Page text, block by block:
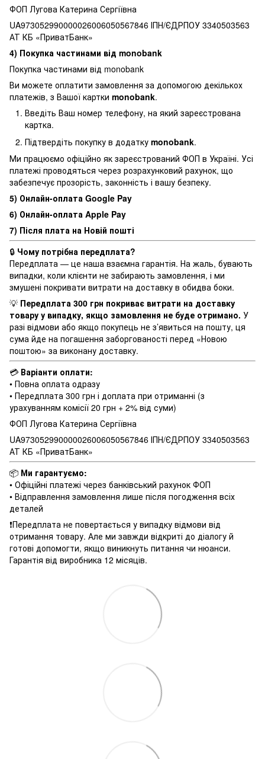
ФОП Лугова Катерина Сергіївна
UA973052990000026006050567846 ІПН/ЄДРПОУ 3340503563
АТ КБ «ПриватБанк»
4) Покупка частинами від monobank
Покупка частинами від monobank
Ви можете оплатити замовлення за допомогою декількох
платежів, з Вашої картки monobank.
Введіть Ваш номер телефону, на який зареєстрована
картка.
Підтвердіть покупку в додатку monobank.
Ми працюємо офіційно як зареєстрований ФОП в Україні. Усі
платежі проводяться через розрахунковий рахунок, що
забезпечує прозорість, законність і вашу безпеку.
5) Онлайн-оплата Google Pay
6) Онлайн-оплата Apple Pay
7) Після плата на Новій пошті
🔒 Чому потрібна передплата?
Передплата — це наша взаємна гарантія. На жаль, бувають
випадки, коли клієнти не забирають замовлення, і ми
змушені покривати витрати на доставку в обидва боки.
💡 Передплата 300 грн покриває витрати на доставку
товару у випадку, якщо замовлення не буде отримано. У
разі відмови або якщо покупець не з’явиться на пошту, ця
сума йде на погашення заборгованості перед «Новою
поштою» за виконану доставку.
💳 Варіанти оплати:
• Повна оплата одразу
• Передплата 300 грн і доплата при отриманні (з
урахуванням комісії 20 грн + 2% від суми)
ФОП Лугова Катерина Сергіївна
UA973052990000026006050567846 ІПН/ЄДРПОУ 3340503563
АТ КБ «ПриватБанк»
📦 Ми гарантуємо:
• Офіційні платежі через банківський рахунок ФОП
• Відправлення замовлення лише після погодження всіх
деталей
❗️Передплата не повертається у випадку відмови від
отримання товару. Але ми завжди відкриті до діалогу й
готові допомогти, якщо виникнуть питання чи нюанси.
Гарантія від виробника 12 місяців.